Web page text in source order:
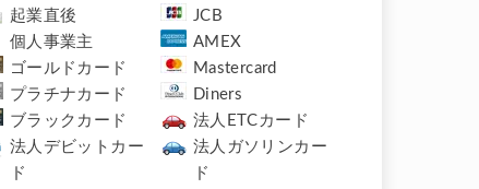
起業直後
JCB
個人事業主
AMEX
ゴールドカード
Mastercard
プラチナカード
Diners
ブラックカード
法人ETCカード
法人デビットカー
ド
法人ガソリンカー
ド